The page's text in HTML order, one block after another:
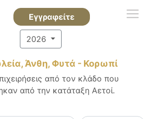
Εγγραφείτε
2026
Άνθη, Φυτά - Κορωπί
από τον κλάδο που
από την κατάταξη Αετοί.